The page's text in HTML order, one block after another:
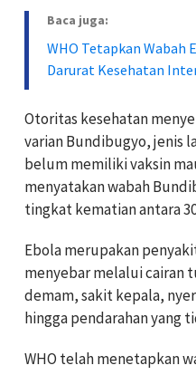
Baca juga:
WHO Tetapkan Wabah
Darurat Kesehatan
Otoritas kesehatan
varian Bundibugyo, jenis
belum memiliki vaksin
menyatakan wabah
tingkat kematian antara
Ebola merupakan
menyebar melalui cairan
demam, sakit kepala,
hingga pendarahan yang
WHO telah menetapkan